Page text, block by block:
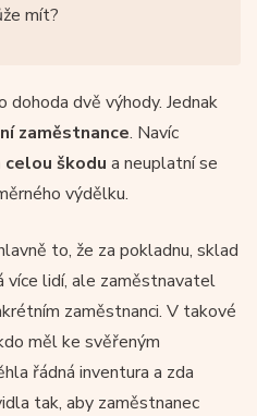
mít?
dvě výhody. Jednak
zaměstnance. Navíc
celou škodu a neuplatní se
výdělku.
to, že za pokladnu, sklad
více lidí, ale zaměstnavatel
zaměstnanci. V takové
měl ke svěřeným
řádná inventura a zda
tak, aby zaměstnanec